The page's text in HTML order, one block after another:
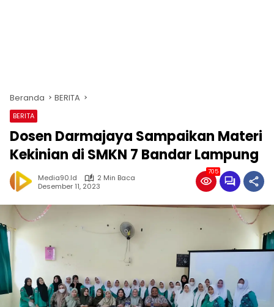
Beranda BERITA
BERITA
Dosen Darmajaya Sampaikan Materi
Kekinian di SMKN 7 Bandar Lampung
Media90.id
2 Min Baca
Desember 11, 2023
705